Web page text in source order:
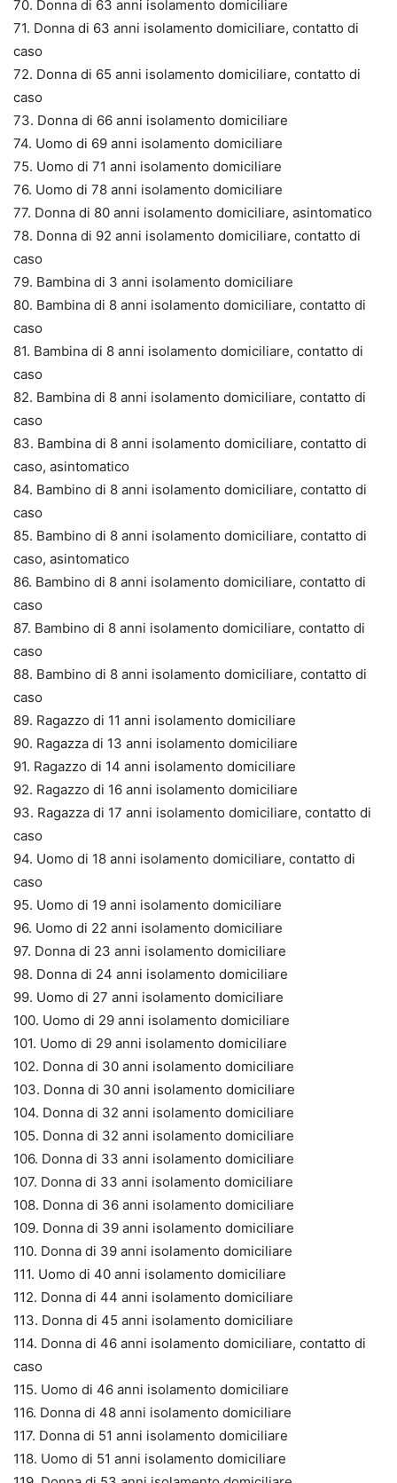
70. Donna di 63 anni isolamento domiciliare
71. Donna di 63 anni isolamento domiciliare, contatto di
caso
72. Donna di 65 anni isolamento domiciliare, contatto di
caso
73. Donna di 66 anni isolamento domiciliare
74. Uomo di 69 anni isolamento domiciliare
75. Uomo di 71 anni isolamento domiciliare
76. Uomo di 78 anni isolamento domiciliare
77. Donna di 80 anni isolamento domiciliare, asintomatico
78. Donna di 92 anni isolamento domiciliare, contatto di
caso
79. Bambina di 3 anni isolamento domiciliare
80. Bambina di 8 anni isolamento domiciliare, contatto di
caso
81. Bambina di 8 anni isolamento domiciliare, contatto di
caso
82. Bambina di 8 anni isolamento domiciliare, contatto di
caso
83. Bambina di 8 anni isolamento domiciliare, contatto di
caso, asintomatico
84. Bambino di 8 anni isolamento domiciliare, contatto di
caso
85. Bambino di 8 anni isolamento domiciliare, contatto di
caso, asintomatico
86. Bambino di 8 anni isolamento domiciliare, contatto di
caso
87. Bambino di 8 anni isolamento domiciliare, contatto di
caso
88. Bambino di 8 anni isolamento domiciliare, contatto di
caso
89. Ragazzo di 11 anni isolamento domiciliare
90. Ragazza di 13 anni isolamento domiciliare
91. Ragazzo di 14 anni isolamento domiciliare
92. Ragazzo di 16 anni isolamento domiciliare
93. Ragazza di 17 anni isolamento domiciliare, contatto di
caso
94. Uomo di 18 anni isolamento domiciliare, contatto di
caso
95. Uomo di 19 anni isolamento domiciliare
96. Uomo di 22 anni isolamento domiciliare
97. Donna di 23 anni isolamento domiciliare
98. Donna di 24 anni isolamento domiciliare
99. Uomo di 27 anni isolamento domiciliare
100. Uomo di 29 anni isolamento domiciliare
101. Uomo di 29 anni isolamento domiciliare
102. Donna di 30 anni isolamento domiciliare
103. Donna di 30 anni isolamento domiciliare
104. Donna di 32 anni isolamento domiciliare
105. Donna di 32 anni isolamento domiciliare
106. Donna di 33 anni isolamento domiciliare
107. Donna di 33 anni isolamento domiciliare
108. Donna di 36 anni isolamento domiciliare
109. Donna di 39 anni isolamento domiciliare
110. Donna di 39 anni isolamento domiciliare
111. Uomo di 40 anni isolamento domiciliare
112. Donna di 44 anni isolamento domiciliare
113. Donna di 45 anni isolamento domiciliare
114. Donna di 46 anni isolamento domiciliare, contatto di
caso
115. Uomo di 46 anni isolamento domiciliare
116. Donna di 48 anni isolamento domiciliare
117. Donna di 51 anni isolamento domiciliare
118. Uomo di 51 anni isolamento domiciliare